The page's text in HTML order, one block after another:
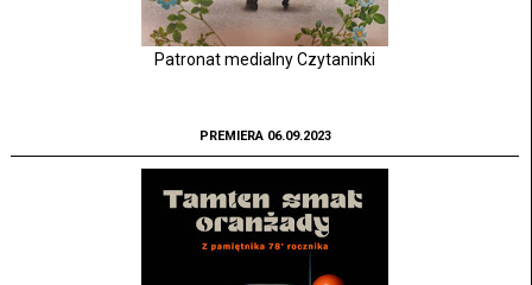
Patronat medialny Czytaninki
PREMIERA 06.09.2023